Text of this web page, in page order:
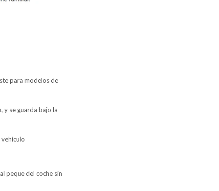
para modelos de
y se guarda bajo la
peque del coche sin